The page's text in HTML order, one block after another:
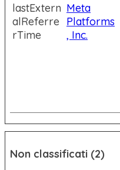
lastExtern
alReferre
rTime
Meta
Platforms
, Inc.
Non classificati (2)